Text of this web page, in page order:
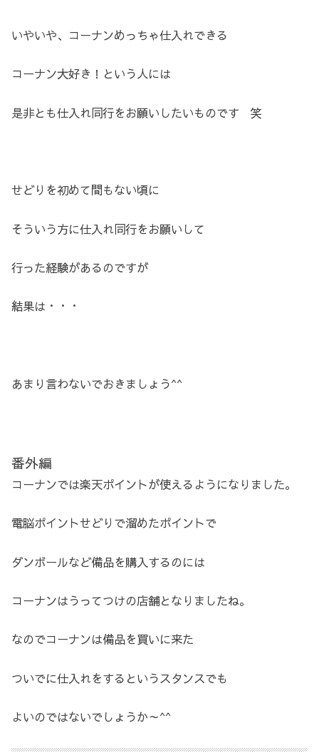
いやいや、コーナンめっちゃ仕入れできる
コーナン大好き！という人には
是非とも仕入れ同行をお願いしたいものです 笑
せどりを初めて間もない頃に
そういう方に仕入れ同行をお願いして
行った経験があるのですが
結果は・・・
あまり言わないでおきましょう^^
番外編
コーナンでは楽天ポイントが使えるようになりました。
電脳ポイントせどりで溜めたポイントで
ダンボールなど備品を購入するのには
コーナンはうってつけの店舗となりましたね。
なのでコーナンは備品を買いに来た
ついでに仕入れをするというスタンスでも
よいのではないでしょうか～^^